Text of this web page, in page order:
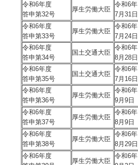
令和6年度
答申第32号
厚生労働大臣
令和6年
7月31日
令和6年度
答申第33号
厚生労働大臣
令和6年
7月24日
令和6年度
答申第34号
国土交通大臣
令和6年
8月28日
令和6年度
答申第35号
国土交通大臣
令和6年
7月16日
令和6年度
答申第36号
厚生労働大臣
令和6年
9月9日
令和6年度
答申第37号
厚生労働大臣
令和6年
8月9日
令和6年度
答申第38号
厚生労働大臣
令和6年
8月29日
令和6年度
厚生労働大臣
令和6年